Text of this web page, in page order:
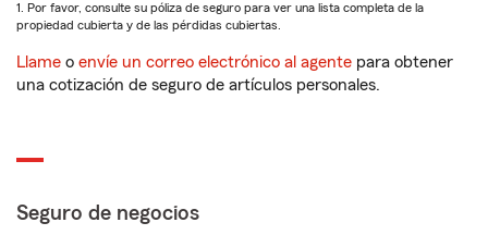
1. Por favor, consulte su póliza de seguro para ver una lista completa de la
propiedad cubierta y de las pérdidas cubiertas.
Llame o envíe un correo electrónico al agente para obtener
una cotización de seguro de artículos personales.
Seguro de negocios